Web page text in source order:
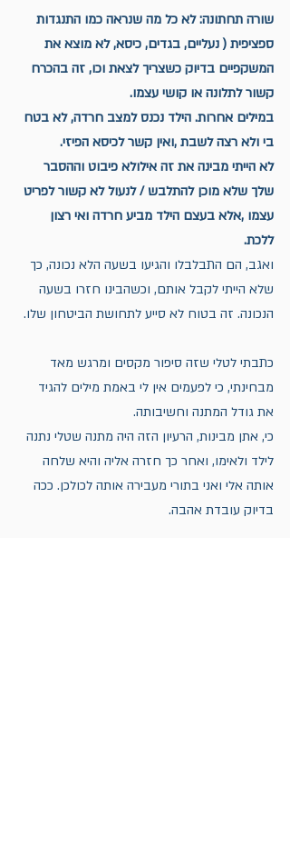
שורה תחתונה: לא כל מה שנראה כמו התנגדות
ספציפית ( נעליים, בגדים, כיסא, לא מוצא את
המשקפיים בדיוק כשצריך לצאת וכו, זה בהכרח
קשור לתלונה או קושי עצמו.
במילים אחרות. הילד נכנס למצב חרדה, לא בטח
בי ולא רצה לשבת ,ואין קשר לכיסא הפיזי.
לא הייתי מבינה את זה אילולא פיבוט וההסבר
שלך שלא מוכן להתלבש / לנעול לא קשור לפריט
עצמו ,אלא בעצם הילד מביע חרדה ואי רצון
ללכת.
ואגב, הם התבלבלו והגיעו בשעה הלא נכונה, כך
שלא הייתי לקבל אותם, וכשהבינו חזרו בשעה
הנכונה. זה בטוח לא סייע לתחושת הביטחון שלו.
כתבתי לטלי שזה סיפור מקסים ומרגש מאד
מבחינתי, כי לפעמים אין לי באמת מילים להגיד
את גודל המתנה וחשיבותה.
כי, אתן מבינות, הרעיון הזה היה מתנה שטלי נתנה
לילד ולאימו, ואחר כך חזרה אליה והיא שלחה
אותה אלי ואני בתורי מעבירה אותה לכולכן. ככה
בדיוק עובדת אהבה.